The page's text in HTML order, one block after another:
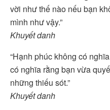
vời như thế nào nếu bạn
mình như vậy.”
Khuyết danh
“Hạnh phúc không có
có nghĩa rằng bạn vừa
những thiếu sót.”
Khuyết danh